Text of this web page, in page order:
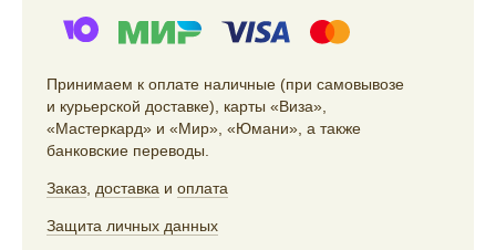
Принимаем к оплате наличные (при самовывозе
и курьерской доставке), карты «Виза»,
«Мастеркард» и «Мир», «Юмани», а также
банковские переводы.
Заказ доставка и оплата
Защита личных данных